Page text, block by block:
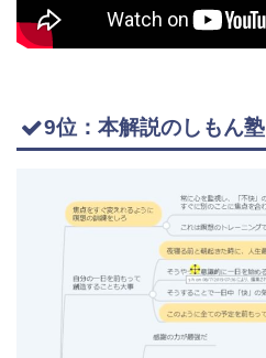
9位：本解説のしもん塾